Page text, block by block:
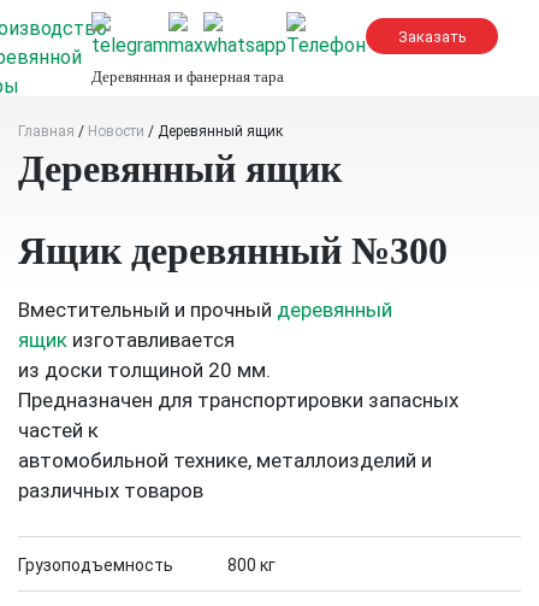
to
content
Деревянная и фанерная тара
Главная / Новости / Деревянный ящик
Деревянный ящик
Ящик деревянный №300
Вместительный и прочный деревянный
ящик изготавливается
из доски толщиной 20 мм.
Предназначен для транспортировки запасных
частей к
автомобильной технике, металлоизделий и
различных товаров
Грузоподъемность 800 кг